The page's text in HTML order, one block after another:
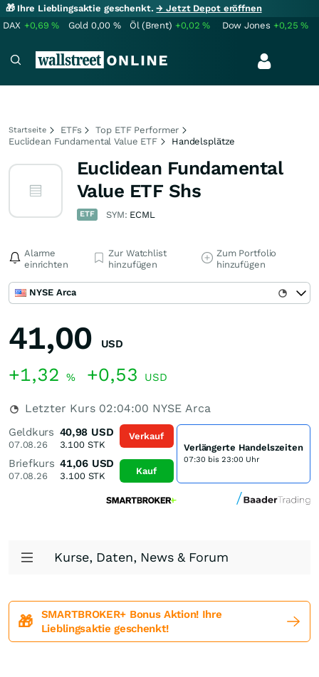
🎁 Ihre Lieblingsaktie geschenkt.→ Jetzt Depot eröffnen
DAX +0,69% Gold 0,00 % Öl (Brent) +0,02% Dow Jones +0,25%
Startseite ETFs
Top ETF Performer
Euclidean Fundamental Value ETF
Handelsplätze
Euclidean Fundamental
Value ETF Shs
ETF SYM: ECML
Alarme
einrichten
Zur Watchlist
hinzufügen
Zum Portfolio
hinzufügen
NYSE Arca
41,00 USD
+1,32 % +0,53 USD
Letzter Kurs 02:04:00 NYSE Arca
Geldkurs
07.08.26
40,98 USD
3.100STK
Briefkurs
07.08.26
41,06 USD
3.100STK
Verkauf
Kauf
Verlängerte Handelszeiten
07:30 bis 23:00 Uhr
Kurse, Daten, News & Forum
🎁
SMARTBROKER+ Bonus Aktion! Ihre
Lieblingsaktie geschenkt!